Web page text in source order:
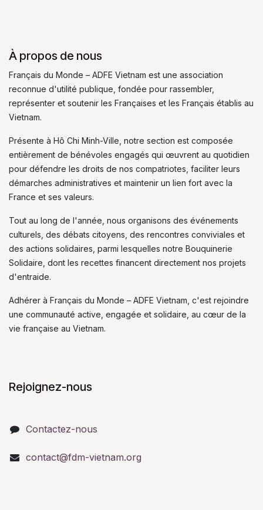
À propos de nous
Français du Monde – ADFE Vietnam est une association
reconnue d'utilité publique, fondée pour rassembler,
représenter et soutenir les Françaises et les Français établis au
Vietnam.
Présente à Hô Chi Minh-Ville, notre section est composée
entièrement de bénévoles engagés qui œuvrent au quotidien
pour défendre les droits de nos compatriotes, faciliter leurs
démarches administratives et maintenir un lien fort avec la
France et ses valeurs.
Tout au long de l'année, nous organisons des événements
culturels, des débats citoyens, des rencontres conviviales et
des actions solidaires, parmi lesquelles notre Bouquinerie
Solidaire, dont les recettes financent directement nos projets
d'entraide.
Adhérer à Français du Monde – ADFE Vietnam, c'est rejoindre
une communauté active, engagée et solidaire, au cœur de la
vie française au Vietnam.
Rejoignez-nous
Contactez-nous
contact@fdm-vietnam.org